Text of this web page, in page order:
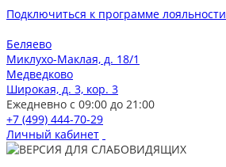
Подключиться к программе лояльности
Беляево
Миклухо-Маклая, д. 18/1
Медведково
Широкая, д. 3, кор. 3
Ежедневно с 09:00 до 21:00
+7 (499) 444-70-29
Личный кабинет